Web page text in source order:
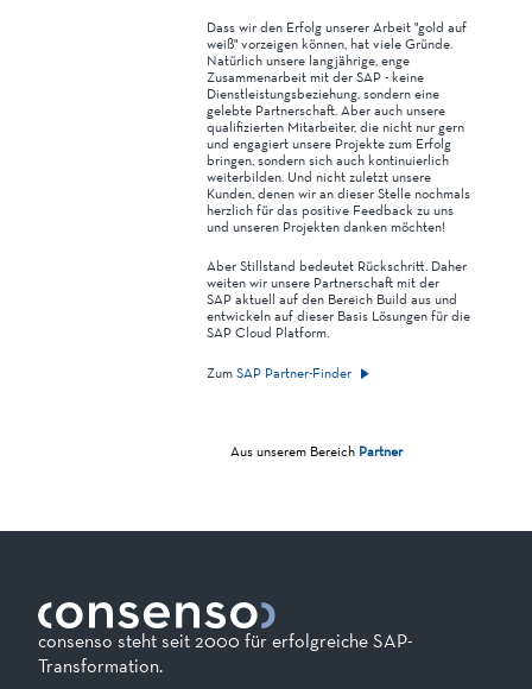
Dass wir den Erfolg unserer Arbeit "gold auf
weiß" vorzeigen können, hat viele Gründe.
Natürlich unsere langjährige, enge
Zusammenarbeit mit der SAP - keine
Dienstleistungsbeziehung, sondern eine
gelebte Partnerschaft. Aber auch unsere
qualifizierten Mitarbeiter, die nicht nur gern
und engagiert unsere Projekte zum Erfolg
bringen, sondern sich auch kontinuierlich
weiterbilden. Und nicht zuletzt unsere
Kunden, denen wir an dieser Stelle nochmals
herzlich für das positive Feedback zu uns
und unseren Projekten danken möchten!
Aber Stillstand bedeutet Rückschritt. Daher
weiten wir unsere Partnerschaft mit der
SAP aktuell auf den Bereich Build aus und
entwickeln auf dieser Basis Lösungen für die
SAP Cloud Platform.
ZumSAP Partner-Finder
Aus unserem Bereich Partner
consenso steht seit 2000 für erfolgreiche SAP-
Transformation.